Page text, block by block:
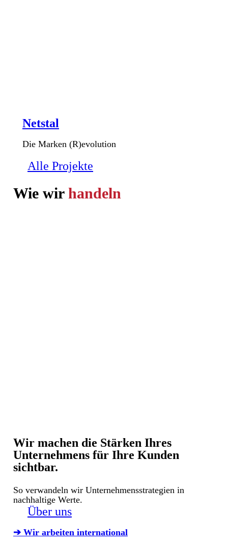
Netstal
Die Marken (R)evolution
Alle Projekte
Wie wir handeln
Wir machen die Stärken Ihres
Unternehmens für Ihre Kunden
sichtbar.
So verwandeln wir Unternehmensstrategien in
nachhaltige Werte.
Über uns
➔ Wir arbeiten international